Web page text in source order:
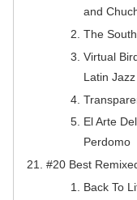
and
The
Virtual
Latin
El Arte
Perdomo
#20 Best
Back To